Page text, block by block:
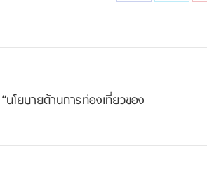
นโยบายด้านการท่องเที่ยวของ